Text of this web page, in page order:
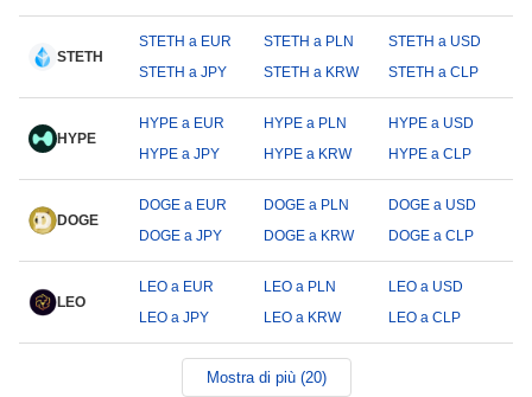
STETH
STETH a EUR STETH a PLN
STETH a USD
STETH a JPY
STETH a KRW STETH a CLP
HYPE
HYPE a EUR HYPE a PLN
HYPE a USD
HYPE a JPY
HYPE a KRW HYPE a CLP
DOGE
DOGE a EUR DOGE a PLN
DOGE a USD
DOGE a JPY
DOGE a KRW DOGE a CLP
LEO
LEO a EUR LEO a PLN
LEO a USD
LEO a JPY
LEO a KRW LEO a CLP
Mostra di più (20)